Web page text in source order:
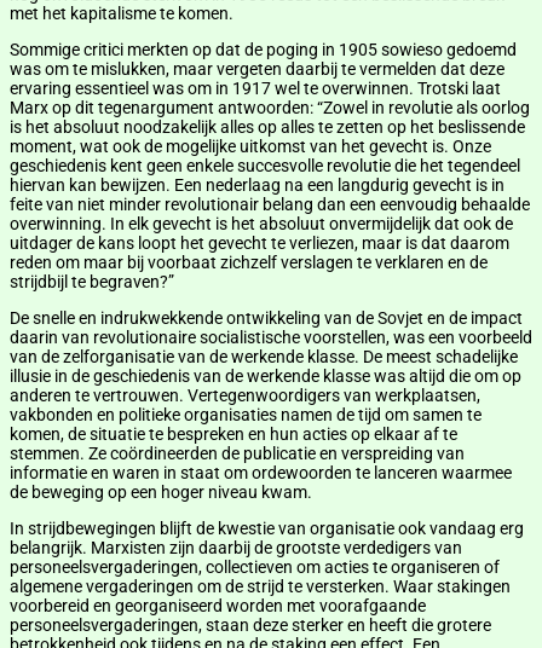
met het kapitalisme te komen.
Sommige critici merkten op dat de poging in 1905 sowieso gedoemd
was om te mislukken, maar vergeten daarbij te vermelden dat deze
ervaring essentieel was om in 1917 wel te overwinnen. Trotski laat
Marx op dit tegenargument antwoorden: “Zowel in revolutie als oorlog
is het absoluut noodzakelijk alles op alles te zetten op het beslissende
moment, wat ook de mogelijke uitkomst van het gevecht is. Onze
geschiedenis kent geen enkele succesvolle revolutie die het tegendeel
hiervan kan bewijzen. Een nederlaag na een langdurig gevecht is in
feite van niet minder revolutionair belang dan een eenvoudig behaalde
overwinning. In elk gevecht is het absoluut onvermijdelijk dat ook de
uitdager de kans loopt het gevecht te verliezen, maar is dat daarom
reden om maar bij voorbaat zichzelf verslagen te verklaren en de
strijdbijl te begraven?”
De snelle en indrukwekkende ontwikkeling van de Sovjet en de impact
daarin van revolutionaire socialistische voorstellen, was een voorbeeld
van de zelforganisatie van de werkende klasse. De meest schadelijke
illusie in de geschiedenis van de werkende klasse was altijd die om op
anderen te vertrouwen. Vertegenwoordigers van werkplaatsen,
vakbonden en politieke organisaties namen de tijd om samen te
komen, de situatie te bespreken en hun acties op elkaar af te
stemmen. Ze coördineerden de publicatie en verspreiding van
informatie en waren in staat om ordewoorden te lanceren waarmee
de beweging op een hoger niveau kwam.
In strijdbewegingen blijft de kwestie van organisatie ook vandaag erg
belangrijk. Marxisten zijn daarbij de grootste verdedigers van
personeelsvergaderingen, collectieven om acties te organiseren of
algemene vergaderingen om de strijd te versterken. Waar stakingen
voorbereid en georganiseerd worden met voorafgaande
personeelsvergaderingen, staan deze sterker en heeft die grotere